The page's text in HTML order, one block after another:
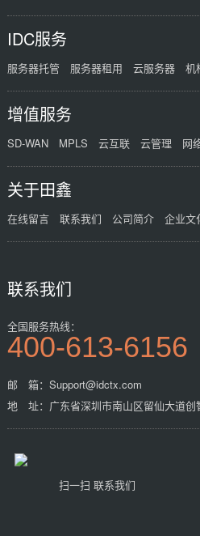
IDC服务
服务器托管 服务器租用 云服务器 机
增值服务
SD-WAN MPLS 云互联 云管理 网
关于田鑫
在线留言 联系我们 公司简介 企业文
联系我们
全国服务热线：
400-613-6156
邮 箱：Support@idctx.com
地 址：广东省深圳市南山区留仙大道创
扫一扫 联系我们